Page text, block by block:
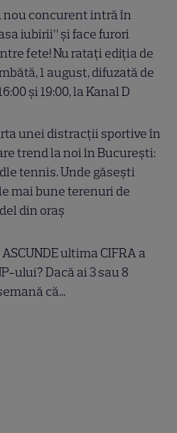
nou concurent intră în
iubirii” și face furori
fete! Nu ratați ediția de
1 august, difuzată de
și 19:00, la Kanal D
unei distracții sportive în
trend la noi în București:
tennis. Unde găsești
mai bune terenuri de
din oraș
ASCUNDE ultima CIFRA a
ului? Dacă ai 3 sau 8
că...